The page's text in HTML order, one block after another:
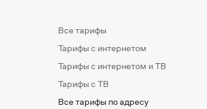
Все тарифы
Тарифы с интернетом
Тарифы с интернетом и ТВ
Тарифы с ТВ
Все тарифы по адресу